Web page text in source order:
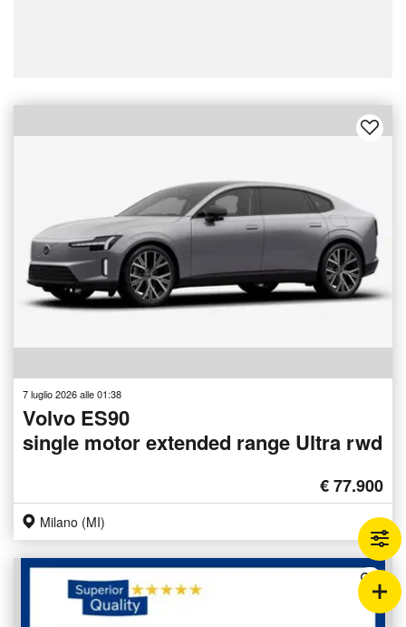
7 luglio 2026 alle 01:38
Volvo ES90
single motor extended range Ultra rwd
€ 77.900
Milano (MI)